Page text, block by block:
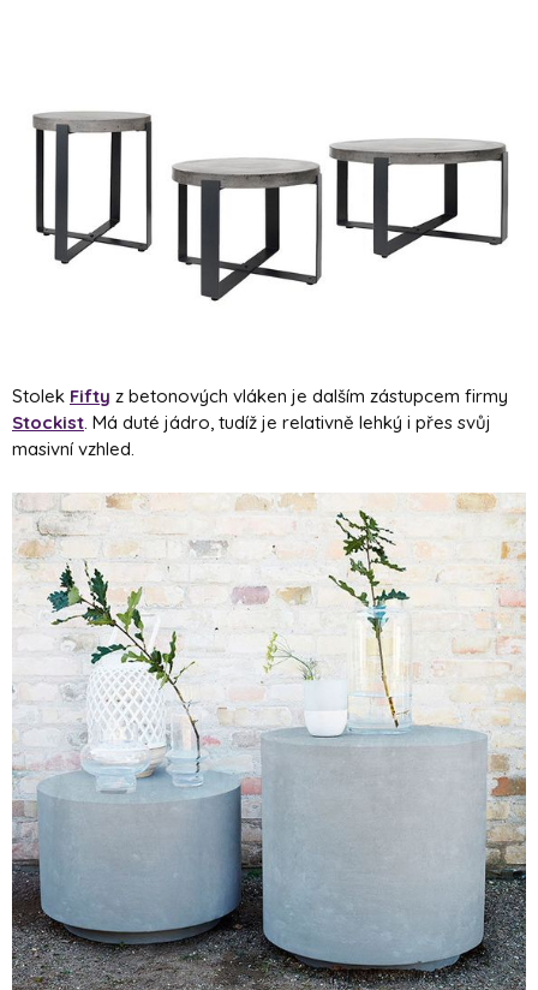
Stolek Fifty z betonových vláken je dalším zástupcem firmy
Stockist . Má duté jádro, tudíž je relativně lehký i přes svůj
masivní vzhled.